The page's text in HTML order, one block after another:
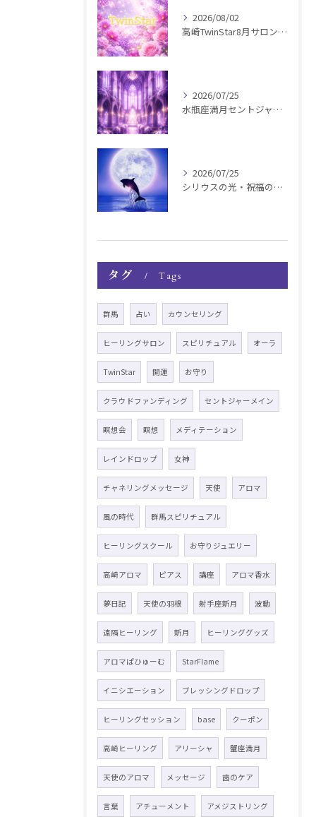
2026/08/02
高崎TwinStar8月サロンお知らせ
2026/07/25
水瓶座満月セントジャーメインGSVF遠隔お知らせ
2026/07/25
シリウスの光・祝福の波動チャージ遠隔お知らせ〜銀河新年〜
タグ Tags
群馬 占い カウンセリング
ヒーリングサロン スピリチュアル オーラ
TwinStar 開運 お守り
クラウドファンディング セントジャーメイン
瞑想会 瞑想 メディテーション
レインドロップ 女神
チャネリングメッセージ 天使 アロマ
風の時代 群馬スピリチュアル
ヒーリングスクール お守りジュエリー
高崎アロマ ピアス 講座 アロマ香水
夢日記 天使の羽根 射手座新月 波動
遠隔ヒーリング 新月 ヒーリンググッズ
アロマぱひゅーむ StarFlame
イニシエーション ブレッシングドロップ
ヒーリングセッション base クーポン
高崎ヒーリング アリーシャ 蟹座満月
天使のアロマ メッセージ 歯のケア
言葉 アチューメント アメジストリング